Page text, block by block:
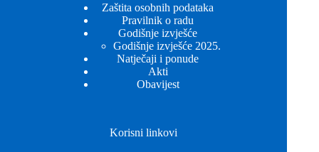
Zaštita osobnih podataka
Pravilnik o radu
Godišnje izvješće
Godišnje izvješće 2025.
Natječaji i ponude
Akti
Obavijest
Korisni linkovi